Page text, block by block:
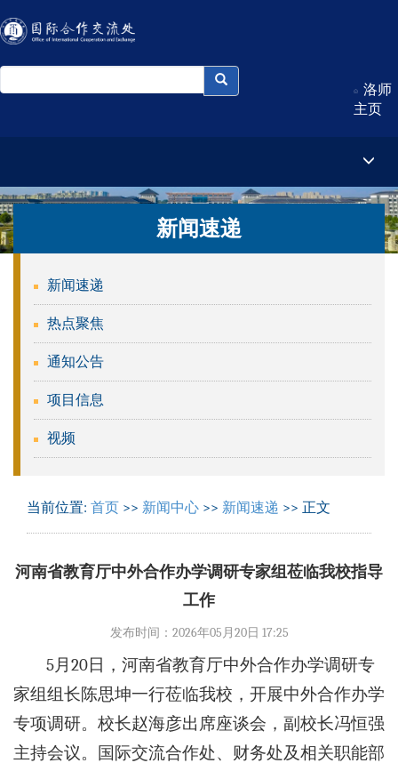
洛师
主页
新闻速递
新闻速递
热点聚焦
通知公告
项目信息
视频
当前位置: 首页 >> 新闻中心 >> 新闻速递 >> 正文
河南省教育厅中外合作办学调研专家组莅临我校指导
工作
发布时间：2026年05月20日 17:25
5月20日，河南省教育厅中外合作办学调研专
家组组长陈思坤一行莅临我校，开展中外合作办学
专项调研。校长赵海彦出席座谈会，副校长冯恒强
主持会议。国际交流合作处、财务处及相关职能部